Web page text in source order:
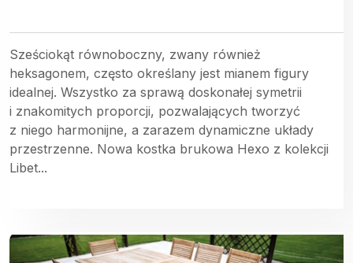
Sześciokąt równoboczny, zwany również
heksagonem, często określany jest mianem figury
idealnej. Wszystko za sprawą doskonałej symetrii
i znakomitych proporcji, pozwalających tworzyć
z niego harmonijne, a zarazem dynamiczne układy
przestrzenne. Nowa kostka brukowa Hexo z kolekcji
Libet...